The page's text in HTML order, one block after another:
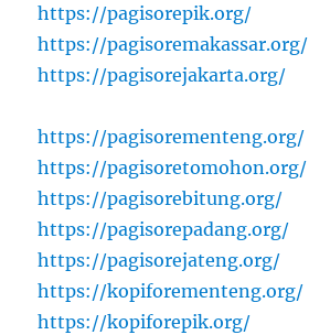
https://pagisorepik.org/
https://pagisoremakassar.org/
https://pagisorejakarta.org/
https://pagisorementeng.org/
https://pagisoretomohon.org/
https://pagisorebitung.org/
https://pagisorepadang.org/
https://pagisorejateng.org/
https://kopiforementeng.org/
https://kopiforepik.org/